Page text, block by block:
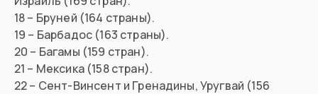
18 – Бруней (164 страны).
19 – Барбадос (163 страны).
20 – Багамы (159 стран).
21 – Мексика (158 стран).
22 – Сент-Винсент и Гренадины, Уругвай (156